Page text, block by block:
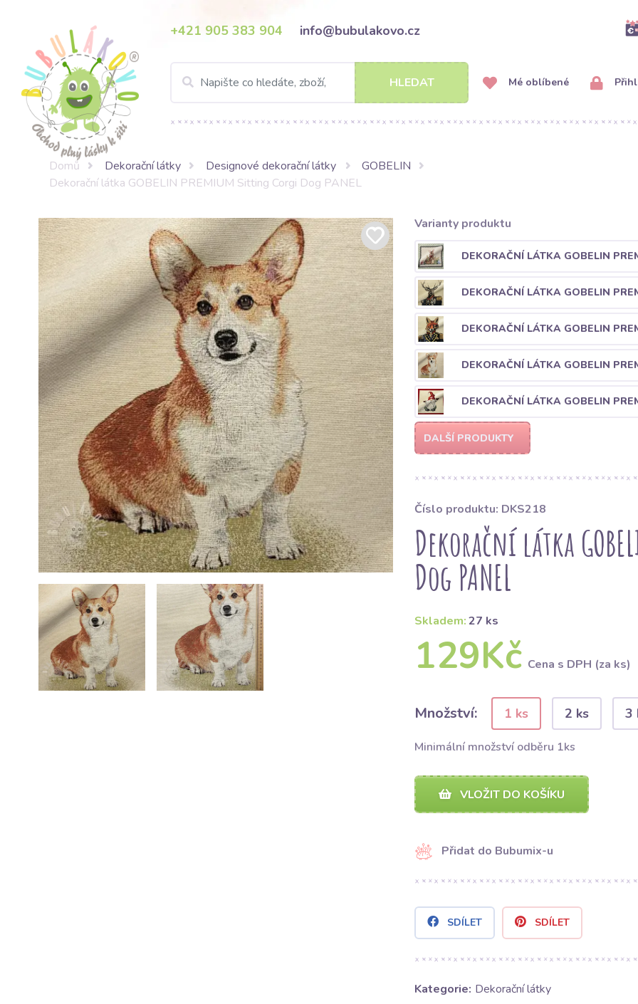
+421 905 383 904 info@bubulakovo.cz
HLEDAT Mé oblíbené
Domů Dekorační látky Designové dekorační látky
GOBELIN
Dekorační látka GOBELIN PREMIUM Sitting Corgi Dog PANEL
Varianty produktu
DEKORAČNÍ LÁTKA GOBELIN
DEKORAČNÍ LÁTKA GOBELIN
DEKORAČNÍ LÁTKA GOBELIN
DEKORAČNÍ LÁTKA GOBELIN
DEKORAČNÍ LÁTKA GOBELIN
DALŠÍ PRODUKTY
Číslo produktu: DKS218
Dekorační látka
Dog PANEL
Skladem:27 ks
129Kč Cena s DPH (za ks)
Množství: 1 ks 2 ks 3
Minimální množství odběru 1ks
VLOŽIT DO KOŠÍKU
Přidat do Bubumix-u
SDÍLET SDÍLET
Kategorie: Dekorační látky